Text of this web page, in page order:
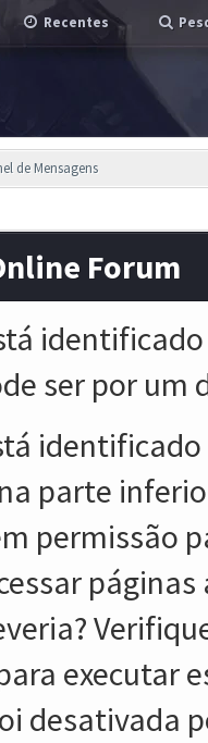
Recentes
de Mensagens
Forum
ser por um
parte
permissão
executar
desativada